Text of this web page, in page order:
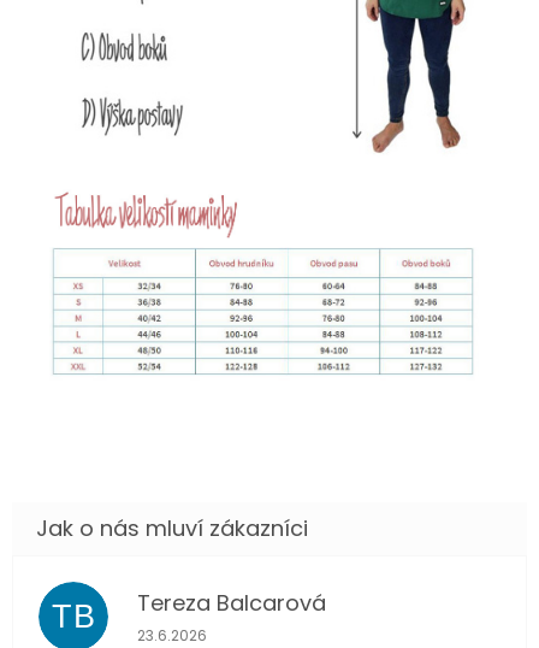
TB Tereza Balcarová
Hodnocení obchodu je 5 z 5 hvězdiček.
23.6.2026